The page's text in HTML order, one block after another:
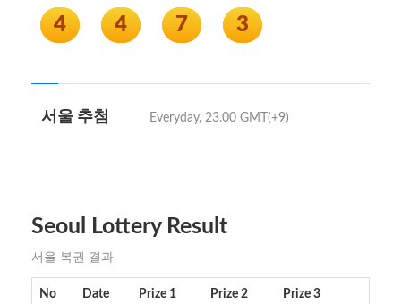
4 4 7 3
서울 추첨 Everyday, 23.00 GMT(+9)
Seoul Lottery Result
서울 복권 결과
No Date Prize 1 Prize 2 Prize 3